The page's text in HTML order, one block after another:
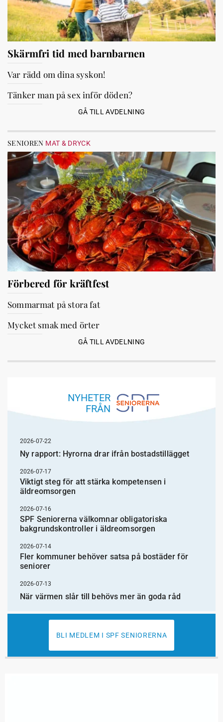
Skärmfri tid med barnbarnen
Var rädd om dina syskon!
Tänker man på sex inför döden?
GÅ TILL AVDELNING
SENIOREN MAT & DRYCK
Förbered för kräftfest
Sommarmat på stora fat
Mycket smak med örter
GÅ TILL AVDELNING
NYHETER
FRÅN
2026-07-22
Ny rapport: Hyrorna drar ifrån bostadstillägget
2026-07-17
Viktigt steg för att stärka kompetensen i
äldreomsorgen
2026-07-16
SPF Seniorerna välkomnar obligatoriska
bakgrundskontroller i äldreomsorgen
2026-07-14
Fler kommuner behöver satsa på bostäder för
seniorer
2026-07-13
När värmen slår till behövs mer än goda råd
BLI MEDLEM I SPF SENIORERNA